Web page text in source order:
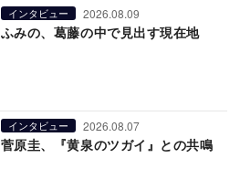
インタビュー 2026.08.09
ふみの、葛藤の中で見出す現在地
インタビュー 2026.08.07
菅原圭、『黄泉のツガイ』との共鳴